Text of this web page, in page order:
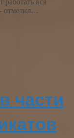
работать вся
отметил…
части